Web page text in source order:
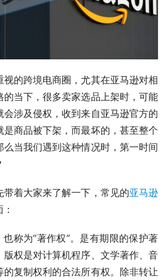
的跨境电商圈，尤其在亚马逊对相
的当下，很多卖家选品上架时，可能
涉及侵权，收到来自亚马逊官方的
商品被下架，而最坏的，甚至整个
么当我们遇到这种情况时，第一时间
着大家来了解一下，常见的亚马逊
也称为“著作权”。是有期限的保护著
权是对计算机程序、文学著作、音
的复制权利的合法所有权。除非转让